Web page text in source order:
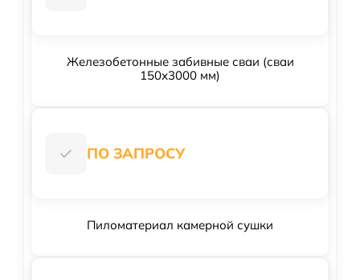
Железобетонные забивные сваи (сваи
150х3000 мм)
ПО ЗАПРОСУ
Пиломатериал камерной сушки